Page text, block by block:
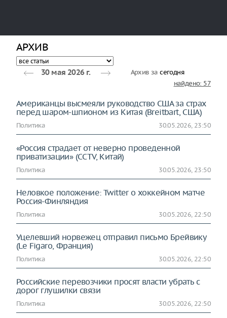
АРХИВ
30 мая 2026 г. Архив засегодня
найдено: 57
Американцы высмеяли руководство США за страх
перед шаром-шпионом из Китая (Breitbart, США)
Политика 30.05.2026, 23:50
«Россия страдает от неверно проведенной
приватизации» (CCTV, Китай)
Политика 30.05.2026, 23:50
Неловкое положение: Twitter о хоккейном матче
Россия-Финляндия
Политика 30.05.2026, 22:50
Уцелевший норвежец отправил письмо Брейвику
(Le Figaro, Франция)
Политика 30.05.2026, 22:50
Российские перевозчики просят власти убрать с
дорог глушилки связи
Политика 30.05.2026, 22:50